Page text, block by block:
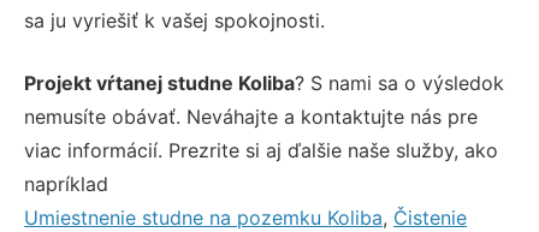
sa ju vyriešiť k vašej spokojnosti.
Projekt vŕtanej studne Koliba? S nami sa o výsledok
nemusíte obávať. Neváhajte a kontaktujte nás pre
viac informácií. Prezrite si aj ďalšie naše služby, ako
napríklad
Umiestnenie studne na pozemku Koliba, Čistenie